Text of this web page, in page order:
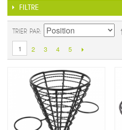
FILTRE
TRIER PAR
1 2 3 4 5